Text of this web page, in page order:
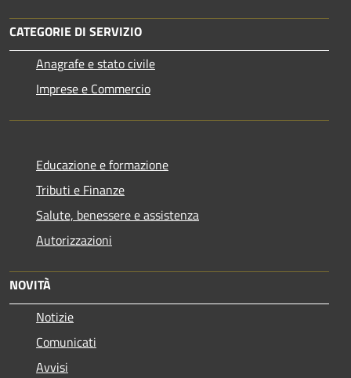
CATEGORIE DI SERVIZIO
Anagrafe e stato civile
Imprese e Commercio
Educazione e formazione
Tributi e Finanze
Salute, benessere e assistenza
Autorizzazioni
NOVITÀ
Notizie
Comunicati
Avvisi